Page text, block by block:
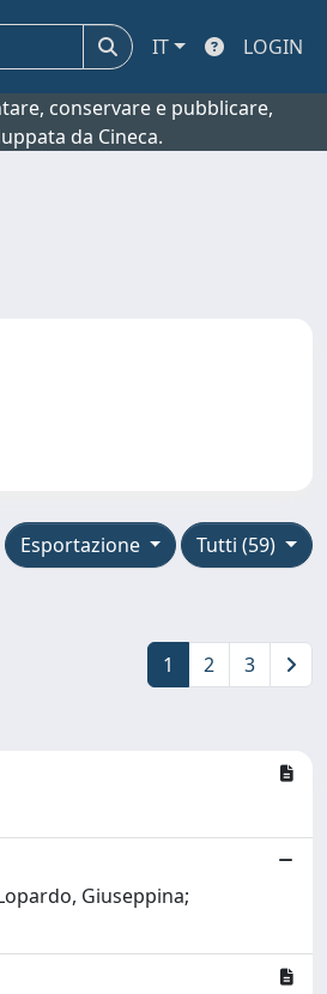
IT LOGIN
conservare e pubblicare,
da Cineca.
Tutti (59)
Esportazione
1 2 3
Giuseppina;